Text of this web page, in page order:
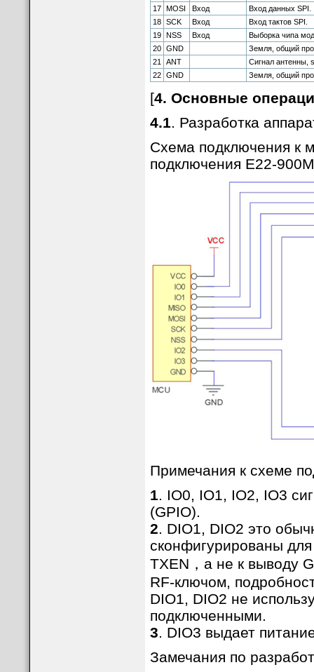
17 MOSI Вход
Вход данных SPI.
18 SCK Вход
Вход тактов SPI.
19 NSS Вход
Выборка чипа
20 GND
Земля, общий
21
ANT
Сигнал антенны,
22 GND Земля, общий
[4. Основные
4.1. Разработка
Схема подключения к
подключения E22-
Примечания к схеме
1. IO0, IO1, IO2, IO3
(GPIO).
2. DIO1, DIO2 это
сконфигурированы
TXEN，а не к выводу
RF-ключом,
DIO1, DIO2 не
подключенными.
3. DIO3 выдает
Замечания по